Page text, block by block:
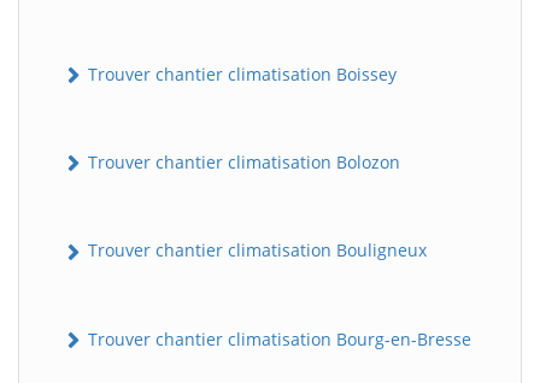
Trouver chantier climatisation Boissey
Trouver chantier climatisation Bolozon
Trouver chantier climatisation Bouligneux
Trouver chantier climatisation Bourg-en-Bresse